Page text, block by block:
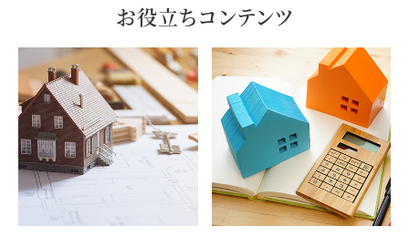
お役立ちコンテンツ